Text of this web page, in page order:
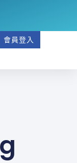
會員登入